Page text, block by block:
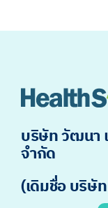
บริษัท วัฒนา
จำกัด
(เดิมชื่อ บริษั